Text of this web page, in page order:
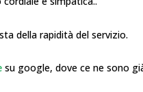
della rapidità del servizio.
su google, dove ce ne sono